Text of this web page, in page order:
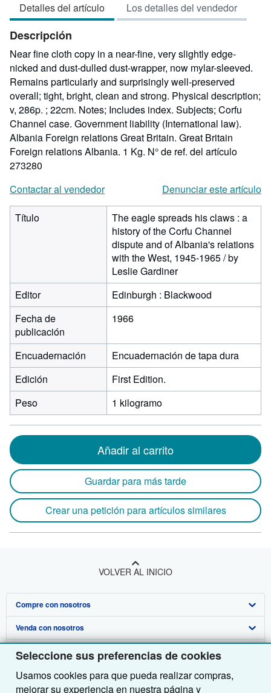
Seleccione sus preferencias de cookies
Usamos cookies para que pueda realizar compras,
mejorar su experiencia en nuestra página y
de
5
Detalles del artículo Los detalles del vendedor
Descripción
Near fine cloth copy in a near-fine, very slightly edge-
nicked and dust-dulled dust-wrapper, now mylar-sleeved.
Remains particularly and surprisingly well-preserved
overall; tight, bright, clean and strong. Physical description;
v, 286p. ; 22cm. Notes; Includes index. Subjects; Corfu
Channel case. Government liability (International law).
Albania Foreign relations Great Britain. Great Britain
Foreign relations Albania. 1 Kg. N° de ref. del artículo
273280
Contactar al vendedor
Denunciar este artículo
Título
The eagle spreads his claws : a
history of the Corfu Channel
dispute and of Albania's relations
with the West, 1945-1965 / by
Leslie Gardiner
Editor
Edinburgh : Blackwood
Fecha de
publicación
1966
Encuadernación
Encuadernación de tapa dura
Edición
First Edition.
Peso
1 kilogramo
Añadir al carrito
Guardar para más tarde
Crear una petición para artículos similares
VOLVER AL INICIO
Compre con nosotros
Búsqueda avanzada
Colecciones
Mi cuenta
Venda con nosotros
Comenzar a vender
Únase a nuestro programa de afiliados
Sobre nosotros
Sobre IberLibro
Obtener Ayuda